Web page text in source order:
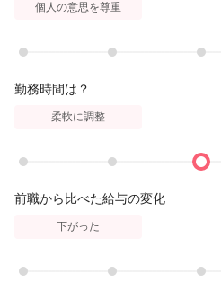
個人の意思を尊重
勤務時間は？
柔軟に調整
前職から比べた給与の変化
下がった